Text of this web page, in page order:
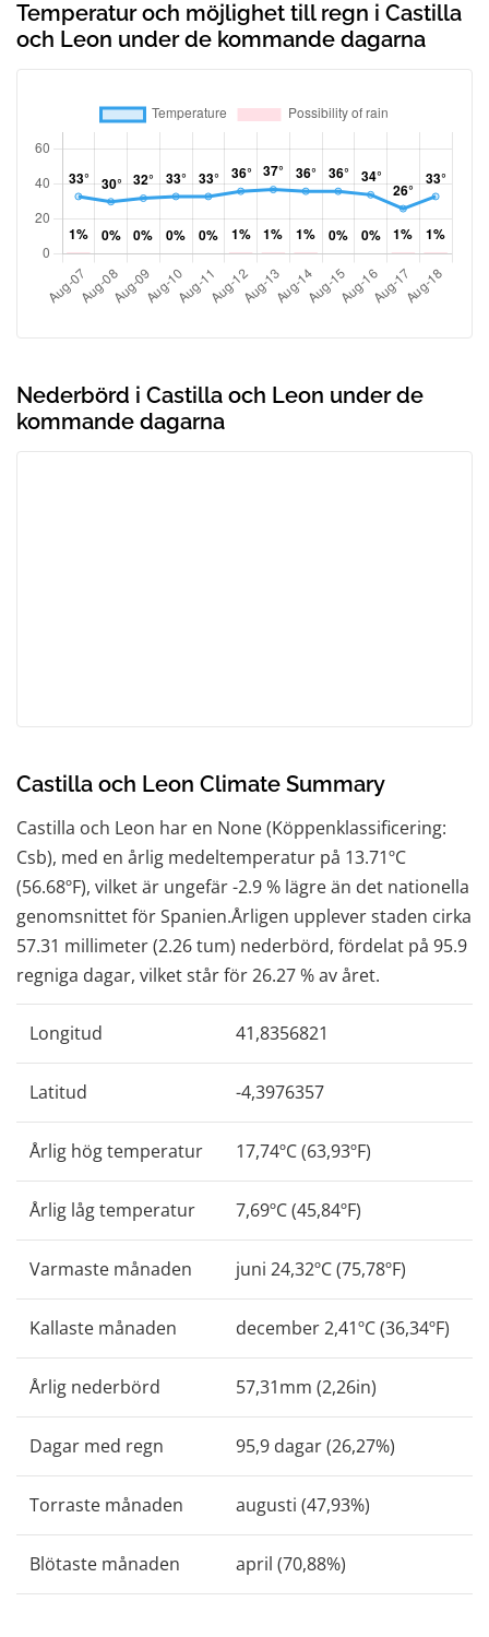
Temperatur och möjlighet till regn i Castilla
och Leon under de kommande dagarna
Nederbörd i Castilla och Leon under de
kommande dagarna
Castilla och Leon Climate Summary
Castilla och Leon har en None (Köppenklassificering:
Csb), med en årlig medeltemperatur på 13.71ºC
(56.68ºF), vilket är ungefär -2.9 % lägre än det nationella
genomsnittet för Spanien.Årligen upplever staden cirka
57.31 millimeter (2.26 tum) nederbörd, fördelat på 95.9
regniga dagar, vilket står för 26.27 % av året.
Longitud 41,8356821
Latitud -4,3976357
Årlig hög temperatur 17,74ºC (63,93ºF)
Årlig låg temperatur 7,69ºC (45,84ºF)
Varmaste månaden juni 24,32ºC (75,78ºF)
Kallaste månaden december 2,41ºC (36,34ºF)
Årlig nederbörd 57,31mm (2,26in)
Dagar med regn 95,9 dagar (26,27%)
Torraste månaden augusti (47,93%)
Blötaste månaden april (70,88%)